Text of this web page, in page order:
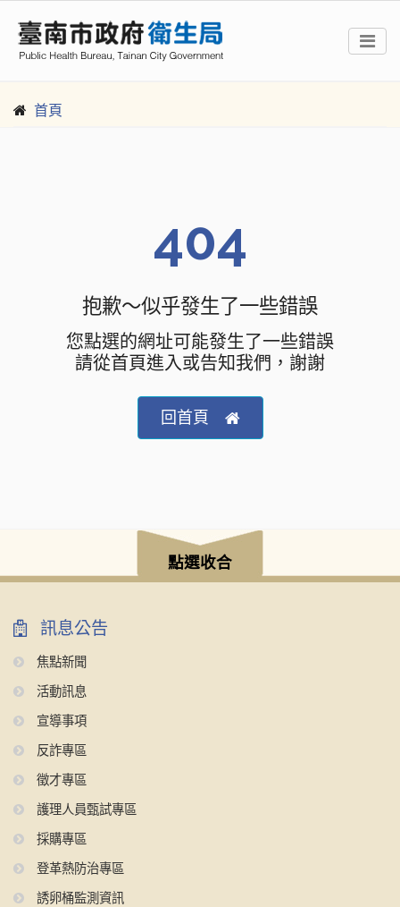
首頁
404
抱歉～似乎發生了一些錯誤
您點選的網址可能發生了一些錯誤
請從首頁進入或告知我們，謝謝
回首頁
點選收合
訊息公告
焦點新聞
活動訊息
宣導事項
反詐專區
徵才專區
護理人員甄試專區
採購專區
登革熱防治專區
誘卵桶監測資訊